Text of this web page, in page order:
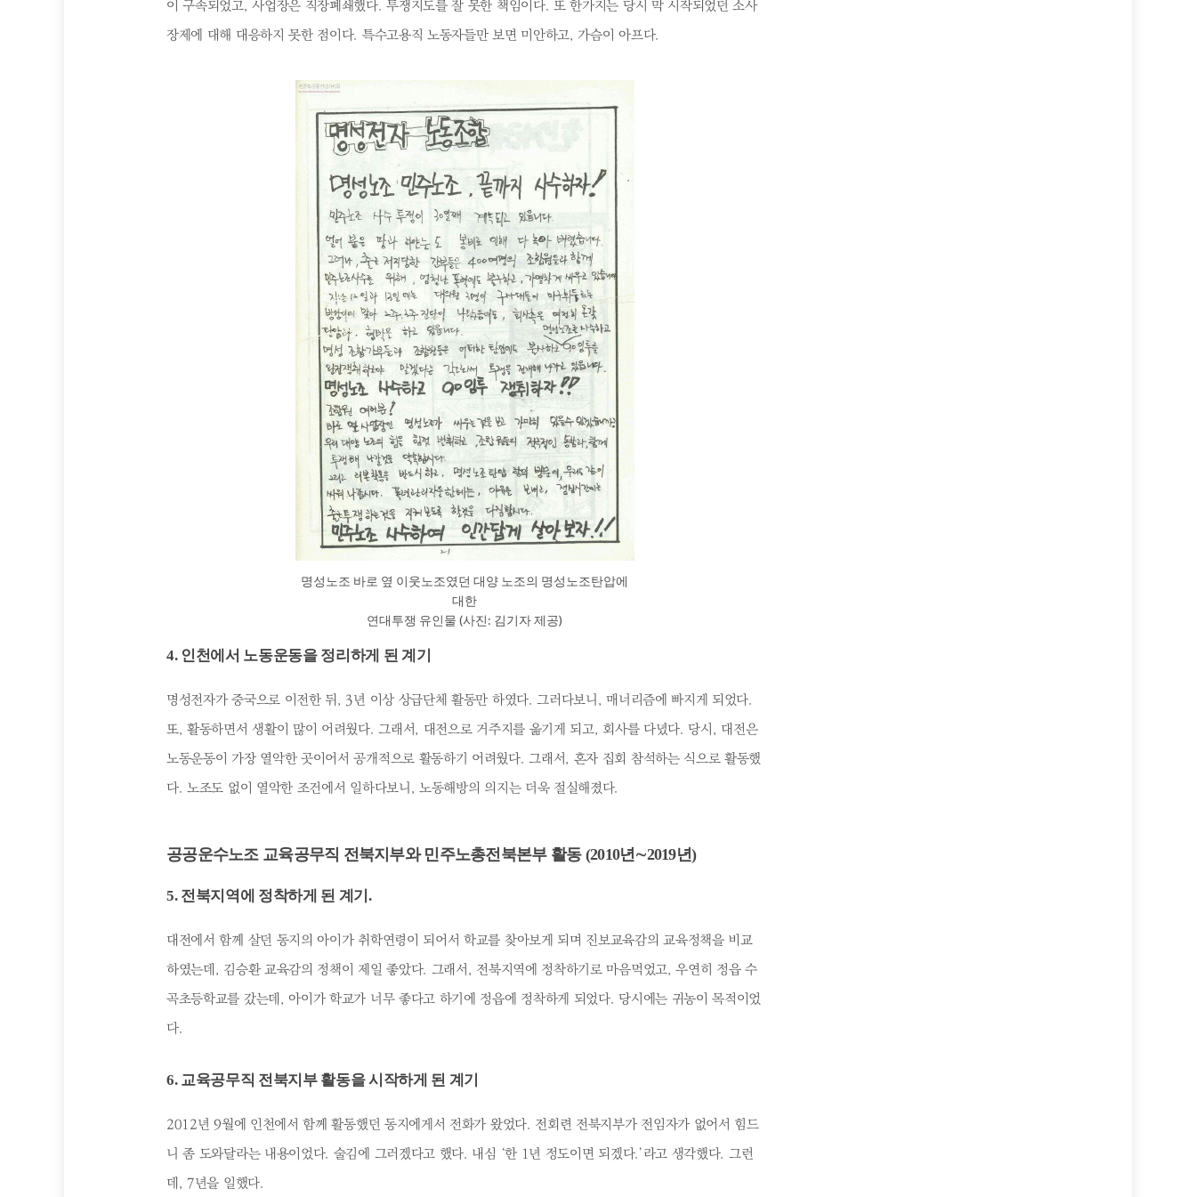
이 구속되었고, 사업장은 직장폐쇄했다. 투쟁지도를 잘 못한 책임이다. 또 한가지는 당시 막 시작되었던 소사
장제에 대해 대응하지 못한 점이다. 특수고용직 노동자들만 보면 미안하고, 가슴이 아프다.
명성노조 바로 옆 이웃노조였던 대양 노조의 명성노조탄압에
대한
연대투쟁 유인물 (사진: 김기자 제공)
4. 인천에서 노동운동을 정리하게 된 계기
명성전자가 중국으로 이전한 뒤, 3년 이상 상급단체 활동만 하였다. 그러다보니, 매너리즘에 빠지게 되었다.
또, 활동하면서 생활이 많이 어려웠다. 그래서, 대전으로 거주지를 옮기게 되고, 회사를 다녔다. 당시, 대전은
노동운동이 가장 열악한 곳이어서 공개적으로 활동하기 어려웠다. 그래서, 혼자 집회 참석하는 식으로 활동했
다. 노조도 없이 열악한 조건에서 일하다보니, 노동해방의 의지는 더욱 절실해졌다.
공공운수노조 교육공무직 전북지부와 민주노총전북본부 활동 (2010년∼2019년)
5. 전북지역에 정착하게 된 계기.
대전에서 함께 살던 동지의 아이가 취학연령이 되어서 학교를 찾아보게 되며 진보교육감의 교육정책을 비교
하였는데, 김승환 교육감의 정책이 제일 좋았다. 그래서, 전북지역에 정착하기로 마음먹었고, 우연히 정읍 수
곡초등학교를 갔는데, 아이가 학교가 너무 좋다고 하기에 정읍에 정착하게 되었다. 당시에는 귀농이 목적이었
다.
6. 교육공무직 전북지부 활동을 시작하게 된 계기
2012년 9월에 인천에서 함께 활동했던 동지에게서 전화가 왔었다. 전회련 전북지부가 전임자가 없어서 힘드
니 좀 도와달라는 내용이었다. 술김에 그러겠다고 했다. 내심 ‘한 1년 정도이면 되겠다.’라고 생각했다. 그런
데, 7년을 일했다.